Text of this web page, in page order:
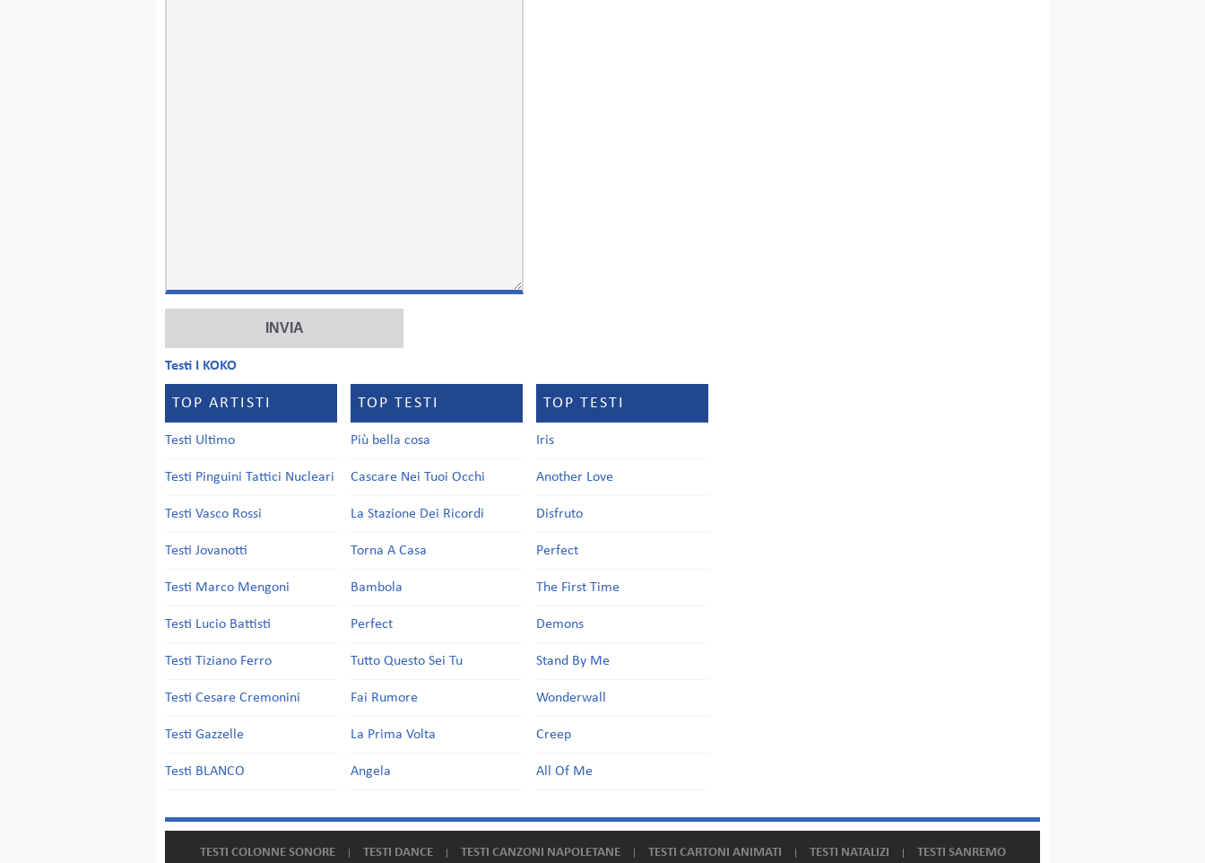
Testi I KOKO
TOP ARTISTI
Testi Ultimo
Testi Pinguini Tattici Nucleari
Testi Vasco Rossi
Testi Jovanotti
Testi Marco Mengoni
Testi Lucio Battisti
Testi Tiziano Ferro
Testi Cesare Cremonini
Testi Gazzelle
Testi BLANCO
TOP TESTI
Più bella cosa
Cascare Nei Tuoi Occhi
La Stazione Dei Ricordi
Torna A Casa
Bambola
Perfect
Tutto Questo Sei Tu
Fai Rumore
La Prima Volta
Angela
TOP TESTI
Iris
Another Love
Disfruto
Perfect
The First Time
Demons
Stand By Me
Wonderwall
Creep
All Of Me
TESTI COLONNE SONORE TESTI DANCE TESTI CANZONI NAPOLETANE TESTI CARTONI ANIMATI TESTI NATALIZI TESTI SANREMO